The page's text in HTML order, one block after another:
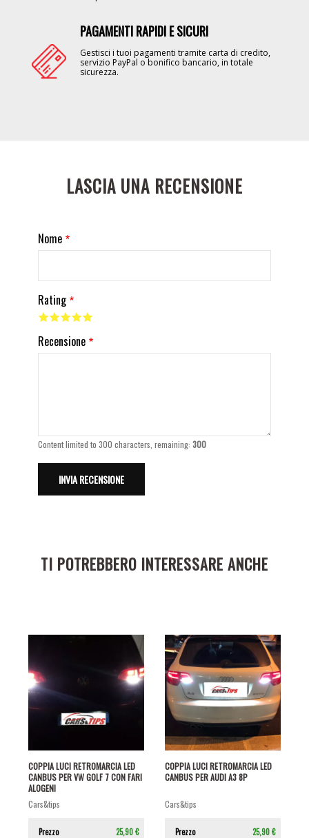
PAGAMENTI RAPIDI E SICURI
Gestisci i tuoi pagamenti tramite carta di credito,
servizio PayPal o bonifico bancario, in totale
sicurezza.
LASCIA UNA RECENSIONE
Nome
Rating
Recensione
Content limited to 300 characters, remaining:300
TI POTREBBERO INTERESSARE ANCHE
COPPIA LUCI RETROMARCIA LED
CANBUS PER VW GOLF 7 CON FARI
ALOGENI
cars&tips
Prezzo 25,90 €
COPPIA LUCI RETROMARCIA LED
CANBUS PER AUDI A3 8P
cars&tips
Prezzo 25,90 €